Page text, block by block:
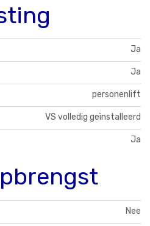
Ja
Ja
personenlift
VS volledig geïnstalleerd
Ja
Nee